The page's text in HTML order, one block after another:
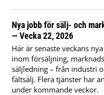
Nya jobb för sälj- och
— Vecka 22, 2026
Här är senaste veckans
inom försäljning,
säljledning – från industri
fältsälj. Flera tjänster har
under kommande veckor.